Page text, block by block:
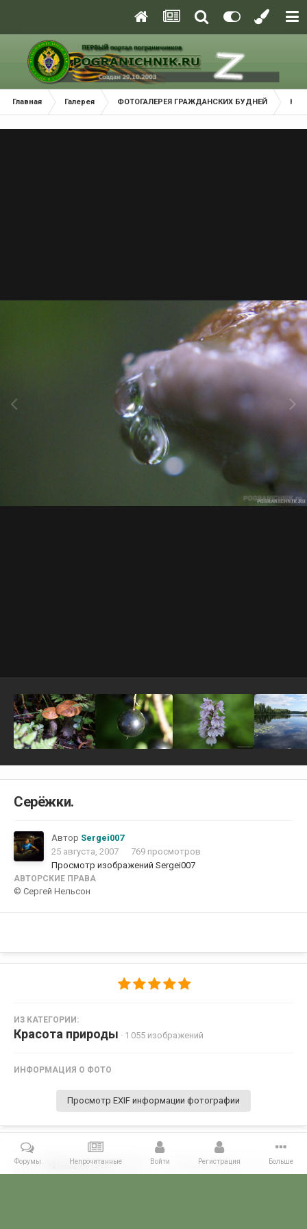
Главная Галерея ФОТОГАЛЕРЕЯ ГРАЖДАНСКИХ БУДНЕЙ
Серёжки.
Автор Sergei007
25 августа, 2007
769 просмотров
Просмотр изображений Sergei007
АВТОРСКИЕ ПРАВА
© Сергей Нельсон
ИЗ КАТЕГОРИИ:
Красота природы · 1 055 изображений
ИНФОРМАЦИЯ О ФОТО
Просмотр EXIF информации фотографии
Поделиться Подписчики 0
Форумы Непрочитанные Войти Регистрация Больше